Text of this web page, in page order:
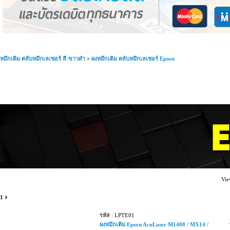
หมึกเติม ตลับหมึกเลเซอร์ สี-ขาวดำ >ผงหมึกเติม ตลับหมึกเลเซอร์ Epson
›
รหัส : LPTE01
ผงหมึกเติม Epson AcuLaser M1400 / MX14 /